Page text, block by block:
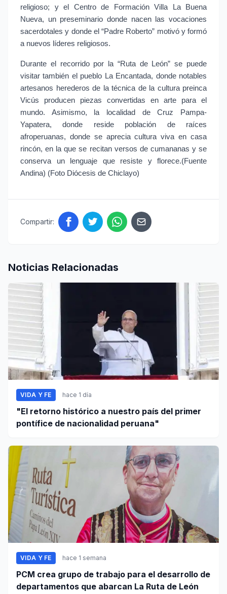
religioso; y el Centro de Formación Villa La Buena
Nueva, un preseminario donde nacen las vocaciones
sacerdotales y donde el “Padre Roberto” motivó y formó
a nuevos líderes religiosos.
Durante el recorrido por la “Ruta de León” se puede
visitar también el pueblo La Encantada, donde notables
artesanos herederos de la técnica de la cultura preinca
Vicús producen piezas convertidas en arte para el
mundo. Asimismo, la localidad de Cruz Pampa-
Yapatera, donde reside población de raíces
afroperuanas, donde se aprecia cultura viva en casa
rincón, en la que se recitan versos de cumananas y se
conserva un lenguaje que resiste y florece.(Fuente
Andina) (Foto Diócesis de Chiclayo)
Compartir:
Noticias Relacionadas
VIDA Y FE hace 1 día
"El retorno histórico a nuestro país del primer
pontífice de nacionalidad peruana"
VIDA Y FE hace 1 semana
PCM crea grupo de trabajo para el desarrollo de
departamentos que abarcan La Ruta de León